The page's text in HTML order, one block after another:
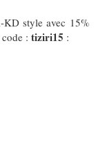
style avec 15%
: tiziri15 :